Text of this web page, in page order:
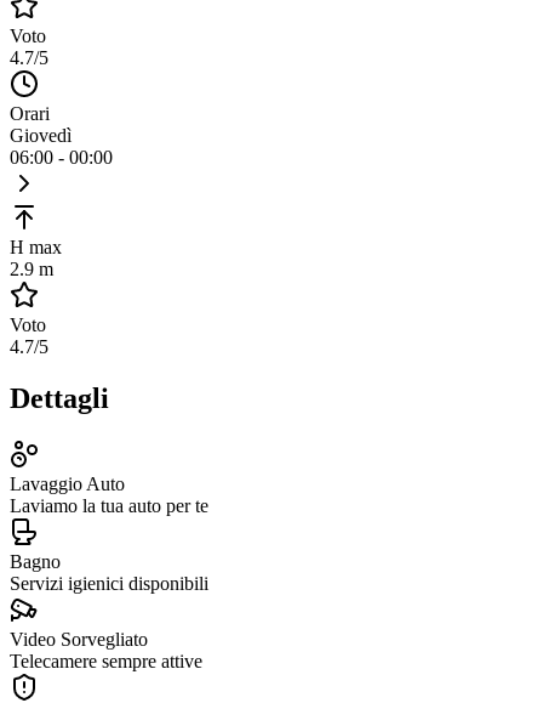
Voto
4.7/5
Orari
Giovedì
06:00 - 00:00
H max
2.9 m
Voto
4.7/5
Dettagli
Lavaggio Auto
Laviamo la tua auto per te
Bagno
Servizi igienici disponibili
Video Sorvegliato
Telecamere sempre attive